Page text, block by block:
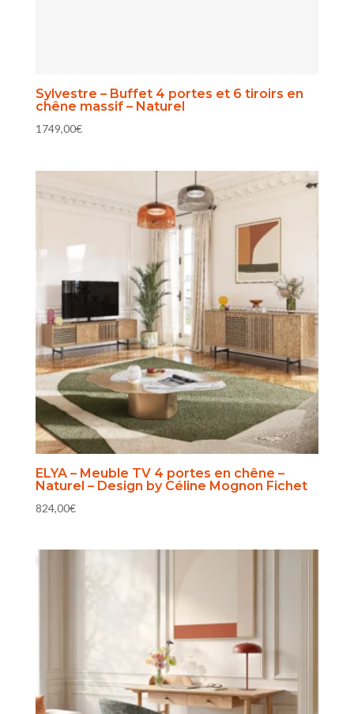
Sylvestre – Buffet 4 portes et 6 tiroirs en
chêne massif – Naturel
1749,00€
ELYA – Meuble TV 4 portes en chêne –
Naturel – Design by Céline Mognon Fichet
824,00€